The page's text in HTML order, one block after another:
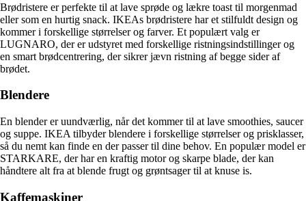
Brødristere er perfekte til at lave sprøde og lækre toast til morgenmad
eller som en hurtig snack. IKEAs brødristere har et stilfuldt design og
kommer i forskellige størrelser og farver. Et populært valg er
LUGNARO, der er udstyret med forskellige ristningsindstillinger og
en smart brødcentrering, der sikrer jævn ristning af begge sider af
brødet.
Blendere
En blender er uundværlig, når det kommer til at lave smoothies, saucer
og suppe. IKEA tilbyder blendere i forskellige størrelser og prisklasser,
så du nemt kan finde en der passer til dine behov. En populær model er
STARKARE, der har en kraftig motor og skarpe blade, der kan
håndtere alt fra at blende frugt og grøntsager til at knuse is.
Kaffemaskiner